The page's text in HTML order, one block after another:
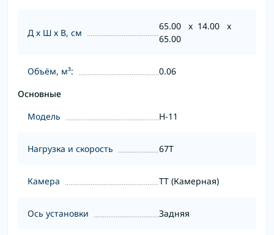
Д х Ш х В, см
65.00 x 14.00 x
65.00
Объём, м³:
0.06
Основные
Модель
H-11
Нагрузка и скорость 67T
Камера TT (Камерная)
Ось установки Задняя